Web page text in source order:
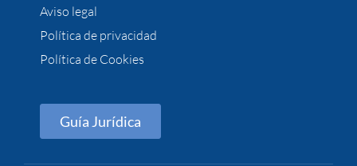
Aviso legal
Política de privacidad
Política de Cookies
Guía Jurídica